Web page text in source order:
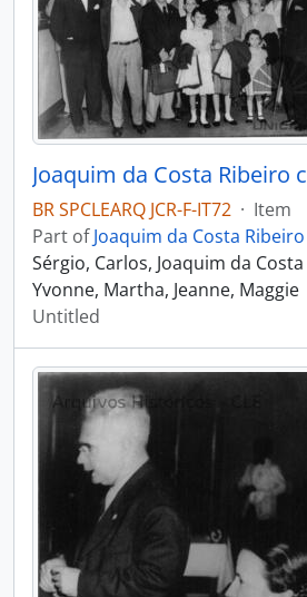
BR SPCLEARQ JCR-F-IT72 · Item
Part ofJoaquim da Costa Ribeiro
Sérgio, Carlos, Joaquim da
Yvonne, Martha, Jeanne, Maggie
Untitled